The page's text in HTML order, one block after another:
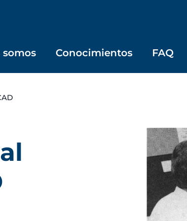
somos Conocimientos FAQ